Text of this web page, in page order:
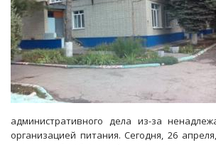
административного дела из-за
организацией питания. Сегодня, 26